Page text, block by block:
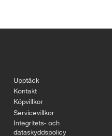
Upptäck
Kontakt
Köpvillkor
Servicevillkor
Integritets- och
dataskyddspolicy